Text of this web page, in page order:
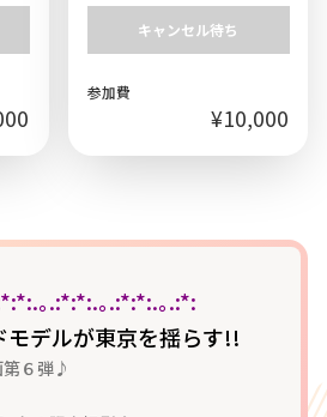
キャンセル待ち
参加費
¥10,000
｡.:*:*:.｡.:*:*:.｡.:*:
モデルが東京を揺らす!!
第６弾♪